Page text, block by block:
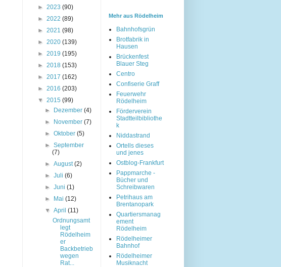
► 2023 (90)
► 2022 (89)
► 2021 (98)
► 2020 (139)
► 2019 (195)
► 2018 (153)
► 2017 (162)
► 2016 (203)
▼ 2015 (99)
►
Dezember(4)
►
November(7)
►Oktober(5)
►September
(7)
►August(2)
►Juli(6)
►Juni(1)
►
Mai(12)
▼April(11)
Ordnungsamt
legt
Rödelheim
er
Backbetrieb
wegen
Rat...
Mehr aus Rödelheim
Bahnhofsgrün
Brotfabrik in
Hausen
Brückenfest
Blauer Steg
Centro
Confiserie Graff
Feuerwehr
Rödelheim
Förderverein
Stadtteilbibliothe
k
Niddastrand
Ortells dieses
und jenes
Ostblog-Frankfurt
Pappmarche -
Bücher und
Schreibwaren
Petrihaus am
Brentanopark
Quartiersmanag
ement
Rödelheim
Rödelheimer
Bahnhof
Rödelheimer
Musiknacht